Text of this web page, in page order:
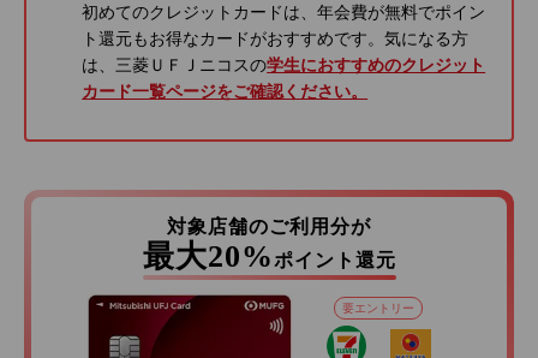
初めてのクレジットカードは、年会費が無料でポイン
ト還元もお得なカードがおすすめです。気になる方
は、三菱ＵＦＪニコスの学生におすすめのクレジット
カード一覧ページをご確認ください。
対象店舗のご利用分が
最大20% ポイント還元
要エントリー